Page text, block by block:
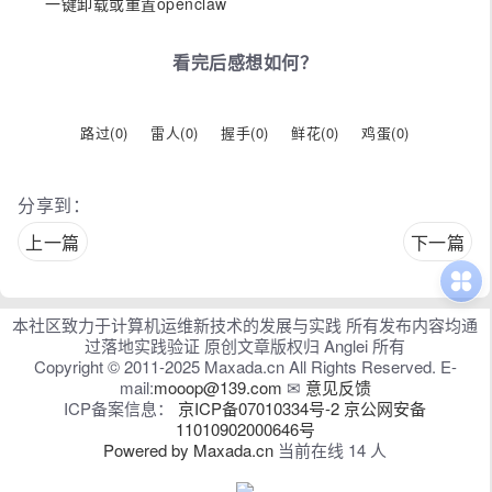
看完后感想如何？
路过(0) 雷人(0) 握手(0) 鲜花(0) 鸡蛋(0)
分享到：
上一篇
下一篇
本社区致力于计算机运维新技术的发展与实践 所有发布内容均通
过落地实践验证 原创文章版权归 Anglei 所有
Copyright © 2011-2025 Maxada.cn All Rights Reserved. E-
mail:mooop@139.com ✉ 意见反馈
ICP备案信息：
京ICP备07010334号-2 京公网安备
11010902000646号
Powered by Maxada.cn 当前在线 14 人